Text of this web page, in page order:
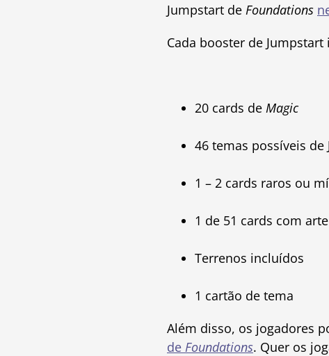
Jumpstart de Foundations
Cada booster de
20 cards de Magic
46 temas possíveis de
1 – 2 cards raros ou
1 de 51 cards com
Terrenos incluídos
1 cartão de tema
Além disso, os jogadores
de Foundations. Quer os